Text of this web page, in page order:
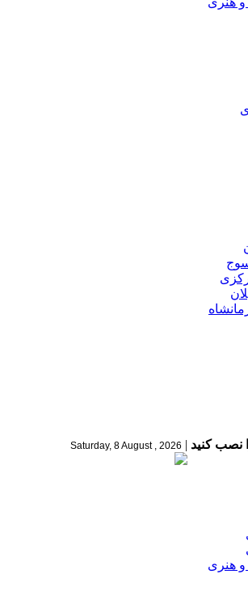
نصب کنید |
Saturday, 8 August , 2026
هنری